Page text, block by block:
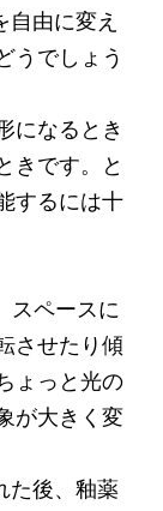
自由に変え
うでしょう
になるとき
きです。と
するには十
スペースに
させたり傾
ょっと光の
が大きく変
た後、釉薬